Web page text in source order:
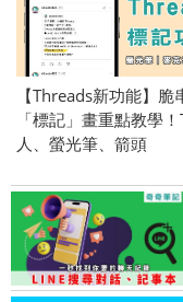
【Threads新功能】脆
「標記」畫重點教學
人、螢光筆、箭頭